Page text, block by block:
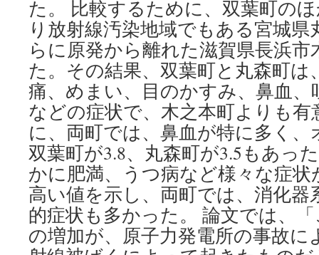
た。 比較するために、双葉町の
り放射線汚染地域でもある宮城県
らに原発から離れた滋賀県長浜
た。その結果、双葉町と丸森町は
痛、めまい、目のかすみ、鼻血
などの症状で、木之本町よりも有
に、両町では、鼻血が特に多く
双葉町が3.8、丸森町が3.5もあっ
かに肥満、うつ病など様々な症
高い値を示し、両町では、消化器
的症状も多かった。 論文では、
の増加が、原子力発電所の事故に